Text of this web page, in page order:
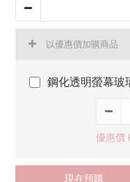
以優惠價加購商品
鋼化透明螢幕玻
優惠價
現在預購